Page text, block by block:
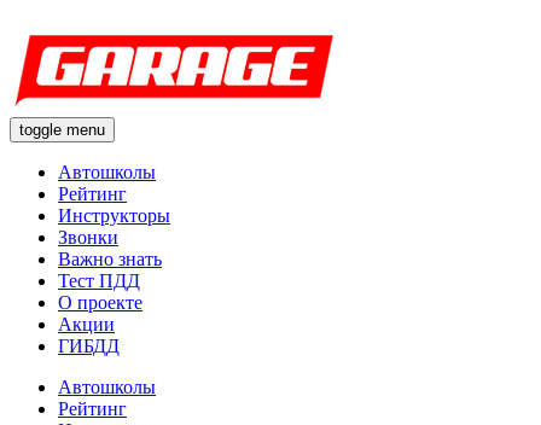
toggle menu
Автошколы
Рейтинг
Инструкторы
Звонки
Важно знать
Тест ПДД
О проекте
Акции
ГИБДД
Автошколы
Рейтинг